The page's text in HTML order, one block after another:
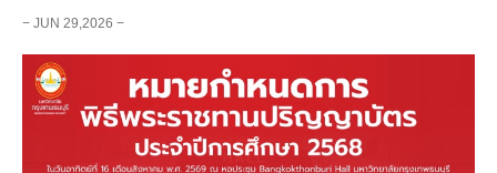
− JUN 29,2026 −